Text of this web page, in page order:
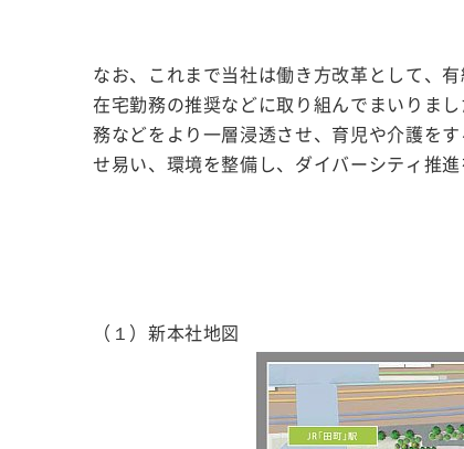
なお、これまで当社は働き方改革として、
在宅勤務の推奨などに取り組んでまいりま
務などをより一層浸透させ、育児や介護を
せ易い、環境を整備し、ダイバーシティ推進
（１）新本社地図